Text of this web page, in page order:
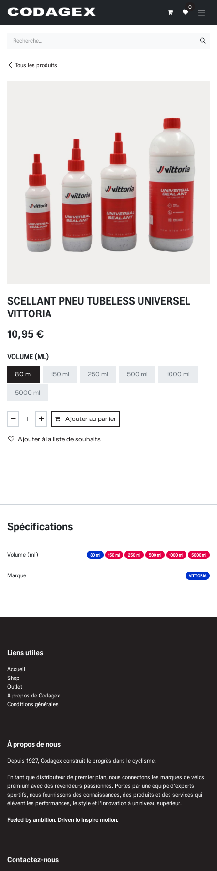
0
Tous les produits
SCELLANT PNEU TUBELESS UNIVERSEL
VITTORIA
10,95 €
VOLUME (ML)
80 ml 150 ml 250 ml 500 ml 1000 ml
5000 ml
Ajouter au panier
Ajouter à la liste de souhaits
Spécifications
Volume (ml) 80 ml 150 ml 250 ml 500 ml 1000 ml 5000 ml
Marque VITTORIA
Liens utiles
Accueil
Shop
Outlet
A propos de Codagex
Conditions générales
À propos de nous
Depuis 1927, Codagex construit le progrès dans le cyclisme.
En tant que distributeur de premier plan, nous connectons les marques de vélos
premium avec des revendeurs passionnés. Portés par une équipe d'experts
sportifs, nous fournissons des connaissances, des produits et des services qui
élèvent les performances, le style et l'innovation à un niveau supérieur.
Fueled by ambition. Driven to inspire motion.
Contactez-nous